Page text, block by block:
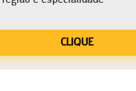
CLIQUE